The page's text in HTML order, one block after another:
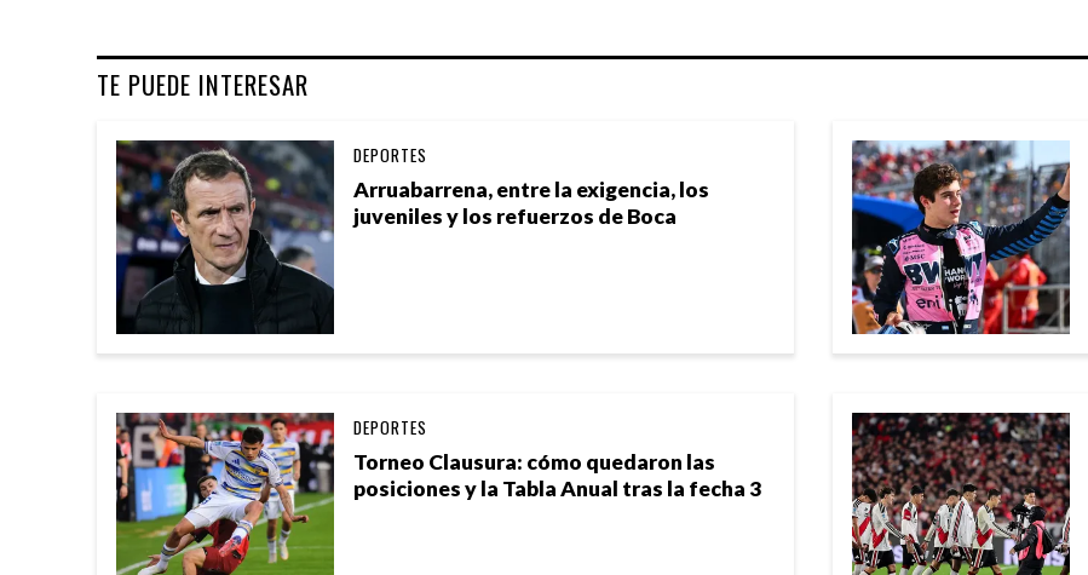
TE PUEDE INTERESAR
Arruabarrena, entre la exigencia, los
juveniles y los refuerzos de Boca
DEPORTES
Torneo Clausura: cómo quedaron las
posiciones y la Tabla Anual tras la fecha 3
DEPORTES